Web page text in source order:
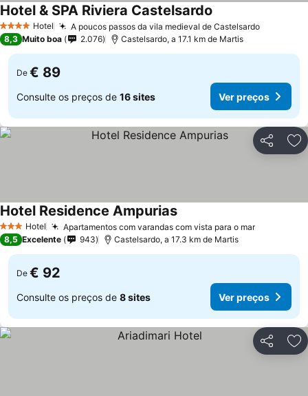
4 EstrelasHotel A poucos passos da vila medieval de Castelsardo
Hotel & SPA Riviera Castelsardo
8,3 Muito boa 2.076 Castelsardo, a 17.1 km de Martis
De € 89
Consulte os preços de 16 sites Ver preços
Partilhar
3 EstrelasHotel Apartamentos com varandas com vista para o mar
Hotel Residence Ampurias
8,5 Excelente 943 Castelsardo, a 17.3 km de Martis
De € 92
Consulte os preços de 8 sites Ver preços
Partilhar